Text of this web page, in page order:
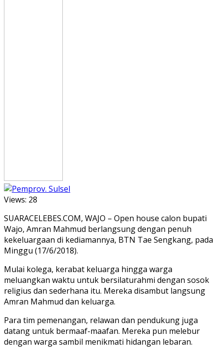
Views: 28
SUARACELEBES.COM, WAJO – Open house calon bupati
Wajo, Amran Mahmud berlangsung dengan penuh
kekeluargaan di kediamannya, BTN Tae Sengkang, pada
Minggu (17/6/2018).
Mulai kolega, kerabat keluarga hingga warga
meluangkan waktu untuk bersilaturahmi dengan sosok
religius dan sederhana itu. Mereka disambut langsung
Amran Mahmud dan keluarga.
Para tim pemenangan, relawan dan pendukung juga
datang untuk bermaaf-maafan. Mereka pun melebur
dengan warga sambil menikmati hidangan lebaran.